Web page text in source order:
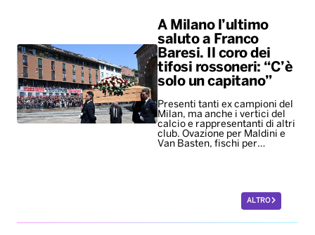
A Milano l’ultimo
saluto a Franco
Baresi. Il coro dei
tifosi rossoneri: “C’è
solo un capitano”
Presenti tanti ex campioni del
Milan, ma anche i vertici del
calcio e rappresentanti di altri
club. Ovazione per Maldini e
Van Basten, fischi per…
ALTRO